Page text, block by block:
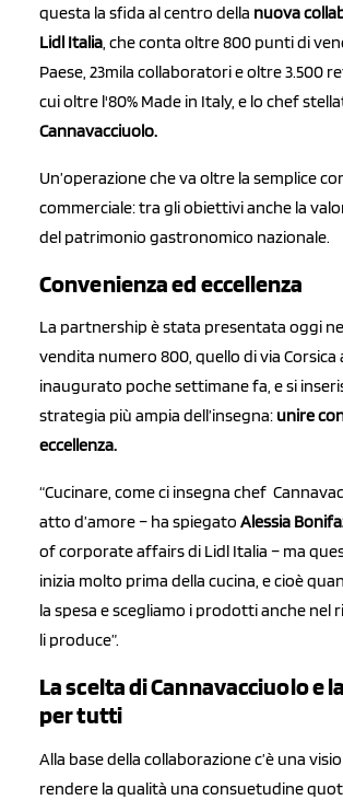
questa la sfida al centro della nuova
Lidl Italia , che conta oltre 800 punti di
Paese, 23mila collaboratori e oltre 3.500
cui oltre l'80% Made in Italy, e lo chef
Cannavacciuolo.
Un’operazione che va oltre la semplice
commerciale: tra gli obiettivi anche la
del patrimonio gastronomico nazionale.
Convenienza ed eccellenza
La partnership è stata presentata oggi
vendita numero 800, quello di via Corsica
inaugurato poche settimane fa, e si
strategia più ampia dell’insegna: unire
eccellenza.
“Cucinare, come ci insegna chef
atto d’amore – ha spiegato Alessia
of corporate affairs di Lidl Italia – ma
inizia molto prima della cucina, e cioè
la spesa e scegliamo i prodotti anche nel
li produce”.
La scelta di Cannavacciuolo e
per tutti
Alla base della collaborazione c’è una
rendere la qualità una consuetudine